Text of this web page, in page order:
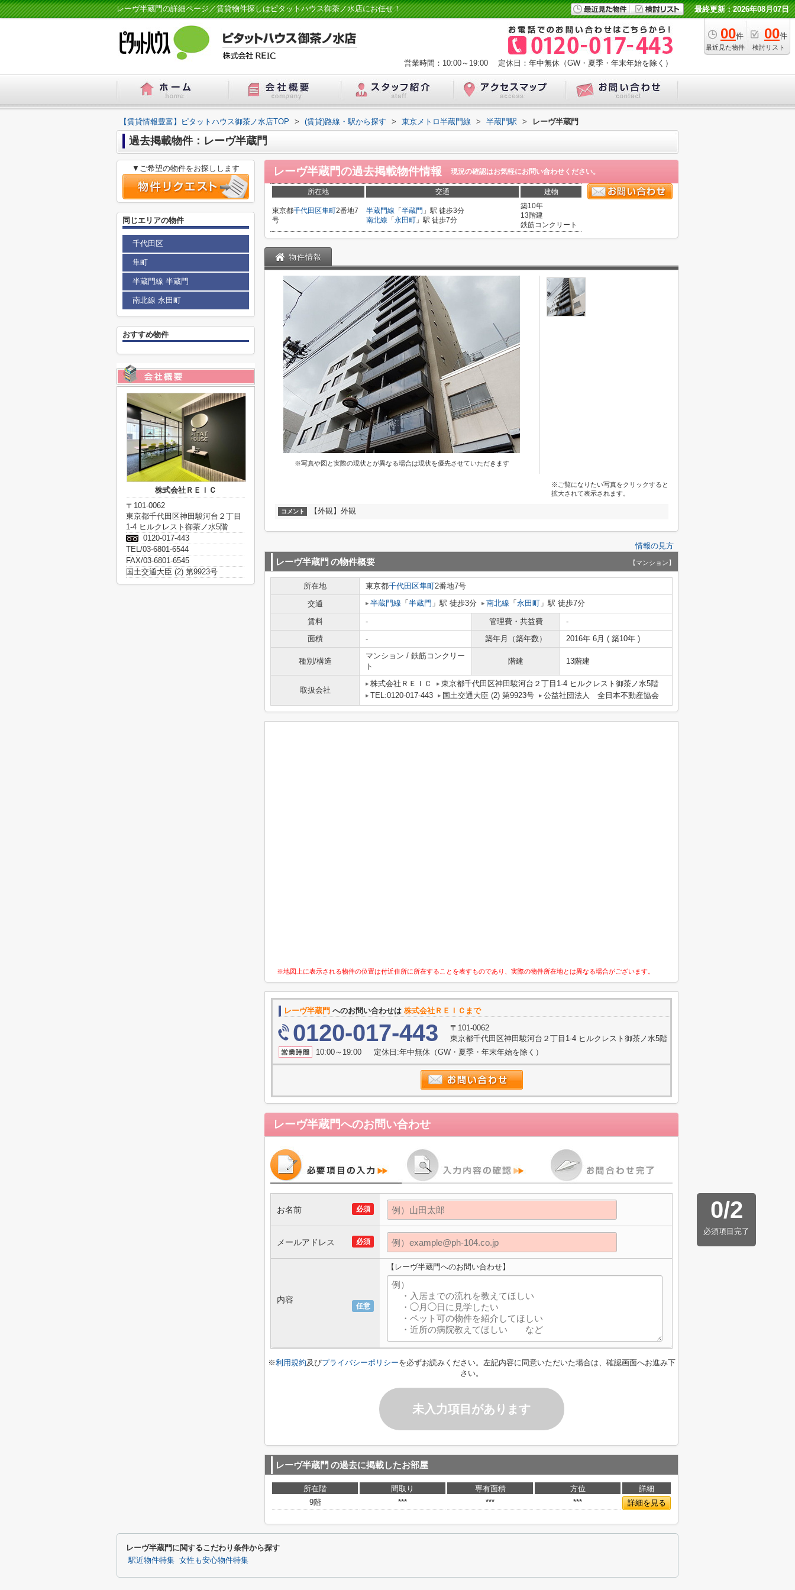
レーヴ半蔵門の詳細ページ／賃貸物件探しはピタットハウス御茶ノ水店にお任せ！ 最終更新：2026年08月07日
00件
最近見た物件
00件
検討リスト
営業時間：10:00～19:00 定休日：年中無休（GW・夏季・年末年始を除く）
【賃貸情報豊富】ピタットハウス御茶ノ水店TOP > (賃貸)路線・駅から探す > 東京メトロ半蔵門線 > 半蔵門駅 > レーヴ半蔵門
過去掲載物件：レーヴ半蔵門
レーヴ半蔵門の過去掲載物件情報 現況の確認はお気軽にお問い合わせください。
所在地 交通 建物
東京都千代田区隼町2番地7
号
半蔵門線 「 半蔵門 」駅 徒歩3分
南北線 「 永田町 」駅 徒歩7分
築10年
13階建
鉄筋コンクリート
物件情報
※写真や図と実際の現状とが異なる場合は現状を優先させていただきます
※ご覧になりたい写真をクリックすると
拡大されて表示されます。
コメント 【外観】外観
情報の見方
レーヴ半蔵門 の物件概要 【マンション】
所在地 東京都千代田区隼町2番地7号
交通
半蔵門線 「 半蔵門 」駅 徒歩3分 南北線 「 永田町 」駅 徒歩7分
賃料 - 管理費・共益費
-
面積
- 築年月（築年数） 2016年 6月 ( 築10年 )
種別/構造
マンション / 鉄筋コンクリー
ト
階建 13階建
取扱会社
株式会社ＲＥＩＣ
東京都千代田区神田駿河台２丁目1-4 ヒルクレスト御茶ノ水5階
TEL:0120-017-443
国土交通大臣 (2) 第9923号 公益社団法人 全日本不動産協会
※地図上に表示される物件の位置は付近住所に所在することを表すものであり、実際の物件所在地とは異なる場合がございます。
レーヴ半蔵門 へのお問い合わせは 株式会社ＲＥＩＣまで
0120-017-443
〒101-0062
東京都千代田区神田駿河台２丁目1-4 ヒルクレスト御茶ノ水5階
10:00～19:00 定休日:年中無休（GW・夏季・年末年始を除く）
レーヴ半蔵門へのお問い合わせ
0/2
必須項目完了
必須
お名前
必須
メールアドレス
任意
内容
【レーヴ半蔵門へのお問い合わせ】
※利用規約及びプライバシーポリシーを必ずお読みください。左記内容に同意いただいた場合は、確認画面へお進み下
さい。
未入力項目があります
レーヴ半蔵門 の過去に掲載したお部屋
所在階 間取り 専有面積 方位
詳細
9階
*** *** *** 詳細を見る
▼ご希望の物件をお探しします
同じエリアの物件
千代田区
隼町
半蔵門線 半蔵門
南北線 永田町
おすすめ物件
株式会社ＲＥＩＣ
〒101-0062
東京都千代田区神田駿河台２丁目
1-4 ヒルクレスト御茶ノ水5階
0120-017-443
TEL/03-6801-6544
FAX/03-6801-6545
国土交通大臣 (2) 第9923号
レーヴ半蔵門に関するこだわり条件から探す
駅近物件特集 女性も安心物件特集